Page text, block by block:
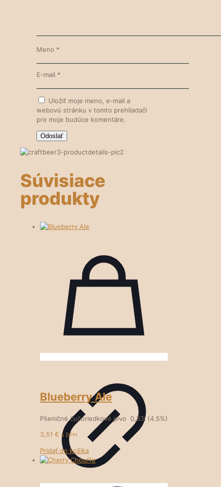
Meno *
E-mail *
Uložiť moje meno, e-mail a
webovú stránku v tomto prehliadači
pre moje budúce komentáre.
Súvisiace
produkty
Blueberry Ale
Pšeničné čučoriedkové pivo 0,33l (4.5%)
3,51 € s DPH
Pridať do košíka